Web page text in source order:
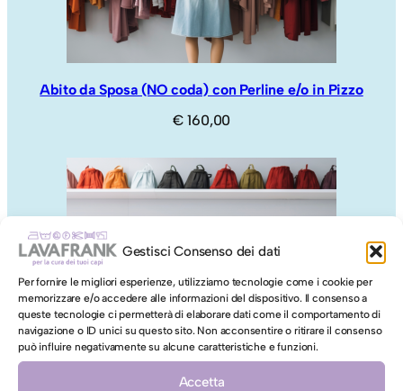
Gestisci Consenso dei dati
Per fornire le migliori esperienze, utilizziamo tecnologie come i cookie per
memorizzare e/o accedere alle informazioni del dispositivo. Il consenso a
queste tecnologie ci permetterà di elaborare dati come il comportamento di
navigazione o ID unici su questo sito. Non acconsentire o ritirare il consenso
può influire negativamente su alcune caratteristiche e funzioni.
Accetta
Abito da Sposa (NO coda) con Perline e/o in Pizzo
€ 160,00